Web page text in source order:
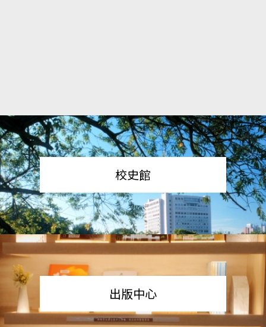
校史館
出版中心